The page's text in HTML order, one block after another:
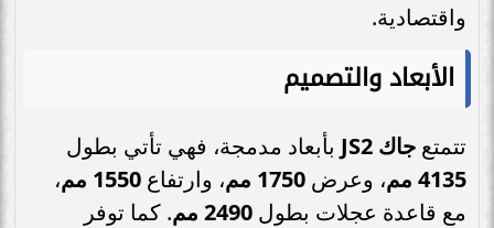
واقتصادية.
الأبعاد والتصميم
تتمتع جاك JS2
بأبعاد مدمجة، فهي تأتي بطول
4135 مم
، وعرض 1750 مم ، وارتفاع 1550 مم
،
مع قاعدة عجلات بطول 2490 مم
. كما توفر